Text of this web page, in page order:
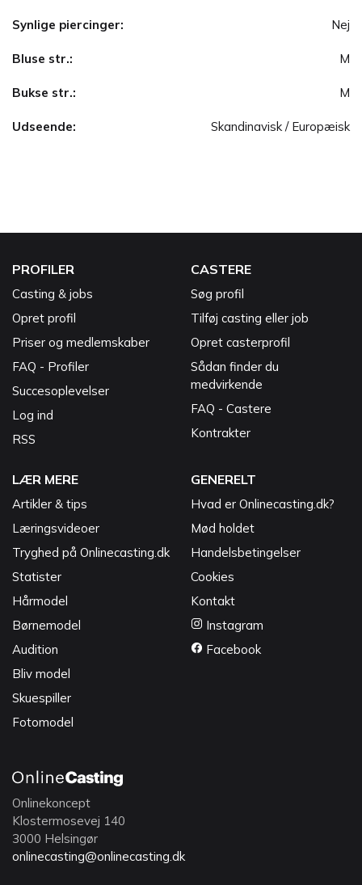
Synlige piercinger: Nej
Bluse str.: M
Bukse str.: M
Udseende: Skandinavisk / Europæisk
PROFILER
Casting & jobs
Opret profil
Priser og medlemskaber
FAQ - Profiler
Succesoplevelser
Log ind
RSS
CASTERE
Søg profil
Tilføj casting eller job
Opret casterprofil
Sådan finder du
medvirkende
FAQ - Castere
Kontrakter
LÆR MERE
Artikler & tips
Læringsvideoer
Tryghed på Onlinecasting.dk
Statister
Hårmodel
Børnemodel
Audition
Bliv model
Skuespiller
Fotomodel
GENERELT
Hvad er Onlinecasting.dk?
Mød holdet
Handelsbetingelser
Cookies
Kontakt
Instagram
Facebook
Onlinekoncept
Klostermosevej 140
3000 Helsingør
onlinecasting@onlinecasting.dk